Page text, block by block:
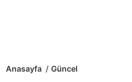
Anasayfa Güncel